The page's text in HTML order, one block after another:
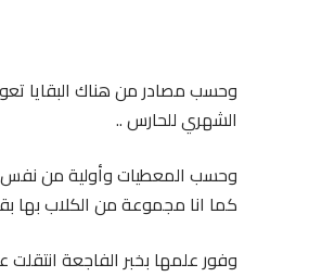
وحسب مصادر من هناك البقايا
الشهري للحارس ..
وحسب المعطيات وأولية من نفس
كما انا مجموعة من الكلاب بها
وفور علمها بخبر الفاجعة